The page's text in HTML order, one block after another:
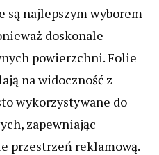
są najlepszym wyborem
doskonale
powierzchni. Folie
na widoczność z
wykorzystywane do
zapewniając
przestrzeń reklamową.